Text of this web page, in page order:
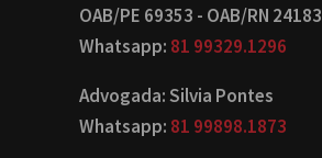
OAB/PE 69353 - OAB/RN 24183
Whatsapp: 81 99329.1296
Advogada: Silvia Pontes
Whatsapp: 81 99898.1873